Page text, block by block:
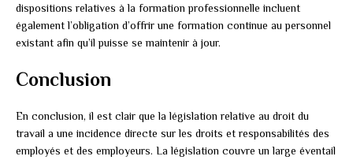
dispositions relatives à la formation professionnelle incluent
également l’obligation d’offrir une formation continue au personnel
existant afin qu’il puisse se maintenir à jour.
Conclusion
En conclusion, il est clair que la législation relative au droit du
travail a une incidence directe sur les droits et responsabilités des
employés et des employeurs. La législation couvre un large éventail